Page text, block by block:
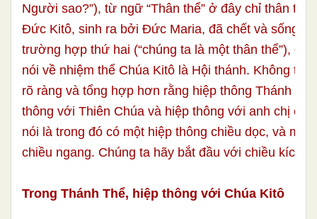
Người sao?”), từ ngữ “Thân thể” ở đây chỉ thân thể
Đức Kitô, sinh ra bởi Đức Maria, đã chết và sống
trường hợp thứ hai (“chúng ta là một thân thể”), ở
nói về nhiệm thể Chúa Kitô là Hội thánh. Không thể
rõ ràng và tổng hợp hơn rằng hiệp thông Thánh
thông với Thiên Chúa và hiệp thông với anh chị em
nói là trong đó có một hiệp thông chiều dọc, và một
chiều ngang. Chúng ta hãy bắt đầu với chiều kích
Trong Thánh Thể, hiệp thông với Chúa Kitô